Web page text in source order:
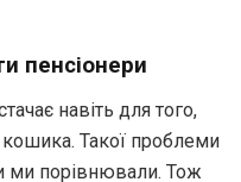
пенсіонери
навіть для того,
Такої проблеми
ми порівнювали. Тож